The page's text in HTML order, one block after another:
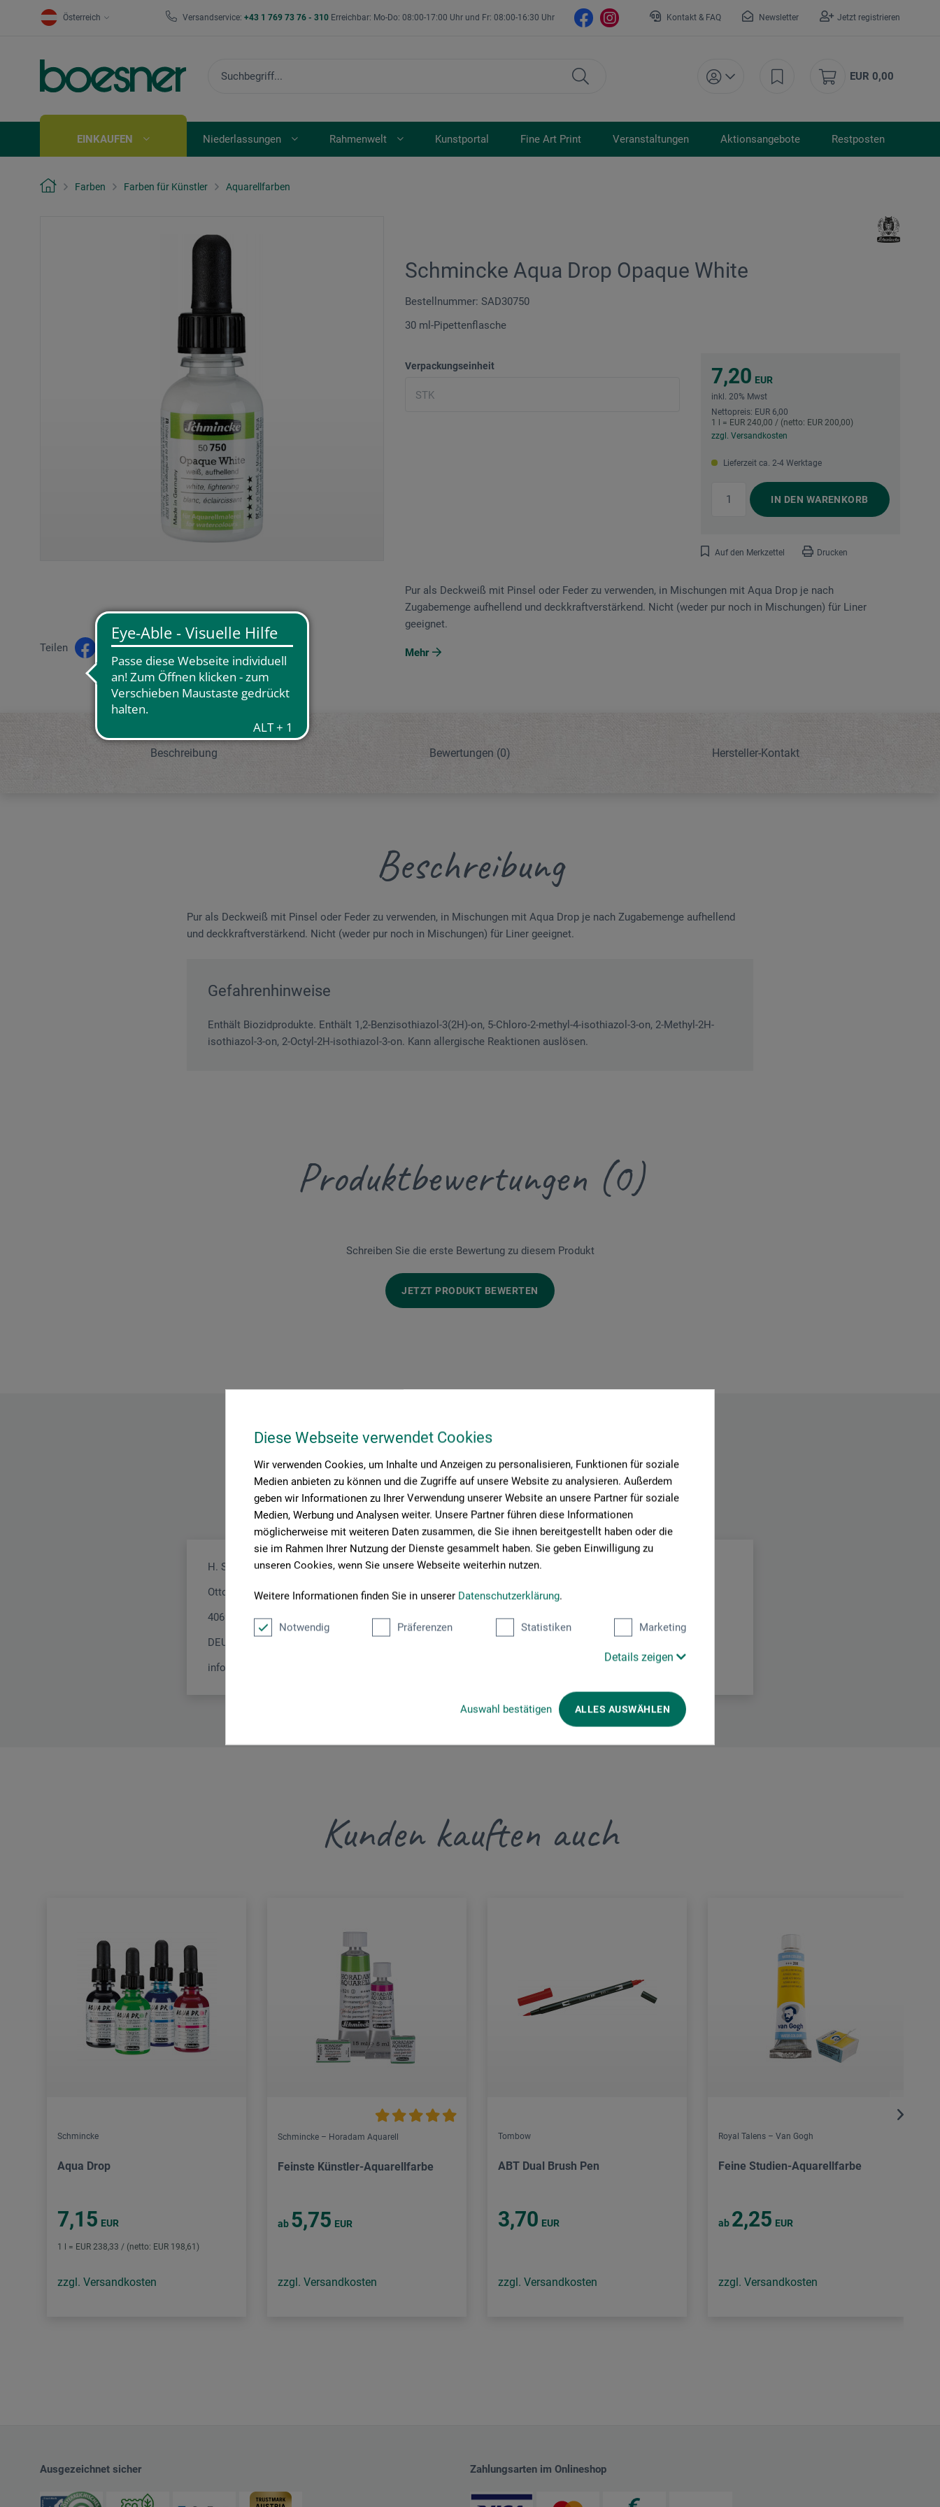
Diese Webseite verwendet Cookies
Wir verwenden Cookies, um Inhalte und Anzeigen zu personalisieren, Funktionen für soziale
Medien anbieten zu können und die Zugriffe auf unsere Website zu analysieren. Außerdem
geben wir Informationen zu Ihrer Verwendung unserer Website an unsere Partner für soziale
Medien, Werbung und Analysen weiter. Unsere Partner führen diese Informationen
möglicherweise mit weiteren Daten zusammen, die Sie ihnen bereitgestellt haben oder die
sie im Rahmen Ihrer Nutzung der Dienste gesammelt haben. Sie geben Einwilligung zu
unseren Cookies, wenn Sie unsere Webseite weiterhin nutzen.
Weitere Informationen finden Sie in unserer Datenschutzerklärung.
Notwendig Präferenzen Statistiken Marketing
Details zeigen
Auswahl bestätigen ALLES AUSWÄHLEN
Österreich Versandservice: +43 1 769 73 76 - 310 Erreichbar: Mo-Do: 08:00-17:00 Uhr und Fr: 08:00-16:30 Uhr Kontakt & FAQ Newsletter Jetzt registrieren
EUR 0,00
EINKAUFEN Niederlassungen Rahmenwelt Kunstportal Fine Art Print Veranstaltungen Aktionsangebote Restposten
Farben Farben für Künstler Aquarellfarben
Schmincke Aqua Drop Opaque White
Bestellnummer: SAD30750
30 ml-Pipettenflasche
Verpackungseinheit 7,20 EUR
inkl. 20% Mwst
Nettopreis: EUR 6,00
1 l = EUR 240,00 / (netto: EUR 200,00)
zzgl. Versandkosten
Lieferzeit ca. 2-4 Werktage
IN DEN WARENKORB
Auf den Merkzettel Drucken
Teilen
Pur als Deckweiß mit Pinsel oder Feder zu verwenden, in Mischungen mit Aqua Drop je nach
Zugabemenge aufhellend und deckkraftverstärkend. Nicht (weder pur noch in Mischungen) für Liner
geeignet.
Mehr
Beschreibung Bewertungen (0) Hersteller-Kontakt
Beschreibung
Pur als Deckweiß mit Pinsel oder Feder zu verwenden, in Mischungen mit Aqua Drop je nach Zugabemenge aufhellend
und deckkraftverstärkend. Nicht (weder pur noch in Mischungen) für Liner geeignet.
Gefahrenhinweise
Enthält Biozidprodukte. Enthält 1,2-Benzisothiazol-3(2H)-on, 5-Chloro-2-methyl-4-isothiazol-3-on, 2-Methyl-2H-
isothiazol-3-on, 2-Octyl-2H-isothiazol-3-on. Kann allergische Reaktionen auslösen.
Produktbewertungen (0)
Schreiben Sie die erste Bewertung zu diesem Produkt
JETZT PRODUKT BEWERTEN
Hersteller-Kontakt
Hier finden Sie die Kontaktdaten des Herstellers zu diesem Produkt.
H. Schmincke & Co. GmbH & Co. KG
Otto-Hahn-Str. 2
40699 Erkrath
DEUTSCHLAND
info@schmincke.de
Kunden kauften auch
Schmincke
Aqua Drop
7,15 EUR
1 l = EUR 238,33 / (netto: EUR 198,61)
zzgl. Versandkosten
Schmincke – Horadam Aquarell
Feinste Künstler-Aquarellfarbe
ab 5,75 EUR
zzgl. Versandkosten
Tombow
ABT Dual Brush Pen
3,70 EUR
zzgl. Versandkosten
Royal Talens – Van Gogh
Feine Studien-Aquarellfarbe
ab 2,25 EUR
zzgl. Versandkosten
Ausgezeichnet sicher Zahlungsarten im Onlineshop